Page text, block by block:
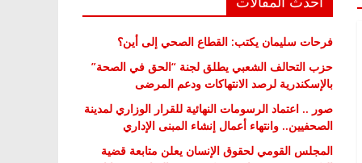
فرحات سليمان يكتب: القطاع الصحي إلى أين؟
حزب التحالف الشعبي يطلق لجنة “الحق في الصحة”
بالإسكندرية لرصد الانتهاكات ودعم المرضى
صور .. اعتماد الرسومات النهائية للقرار الوزاري لمدينة
الصحفيين.. وانتهاء أعمال إنشاء المبنى الإداري
المجلس القومي لحقوق الإنسان يعلن متابعة قضية